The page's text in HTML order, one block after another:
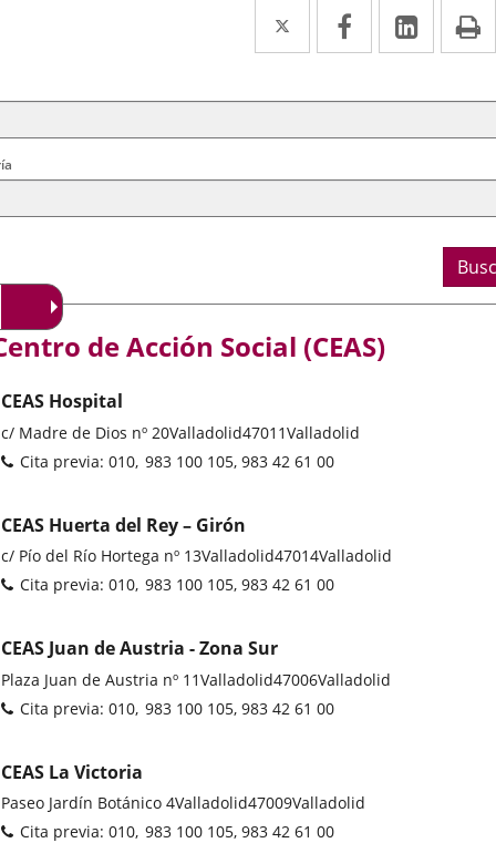
Twitter
Enlace
a
una
aplicación
Facebook
Enlace
a
una
aplicación
Enlace
a
una
localidad
de Acción Social (CEAS)
CEAS Hospital
Dirección
postal
c/ Madre de Dios nº 20Valladolid47011Valladolid
Teléfonos
Cita previa: 010 983 100 105, 983 42 61 00
CEAS Huerta del Rey – Girón
Dirección
postal
c/ Pío del Río Hortega nº 13Valladolid47014Valladolid
Teléfonos
Cita previa: 010 983 100 105, 983 42 61 00
CEAS Juan de Austria - Zona Sur
Dirección
postal
Plaza Juan de Austria nº 11Valladolid47006Valladolid
Teléfonos
Cita previa: 010 983 100 105, 983 42 61 00
CEAS La Victoria
Dirección
postal
Paseo Jardín Botánico 4Valladolid47009Valladolid
Teléfonos
Cita previa: 010 983 100 105, 983 42 61 00